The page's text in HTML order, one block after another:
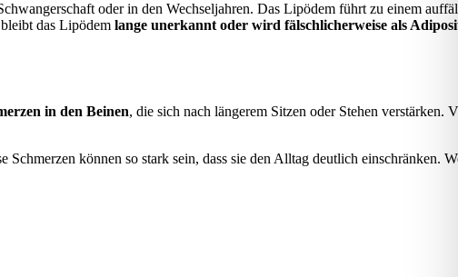
oder in den Wechseljahren. Das Lipödem führt zu einem
das Lipödem lange unerkannt oder wird fälschlicherweise als
in den Beinen, die sich nach längerem Sitzen oder Stehen verstärken.
können so stark sein, dass sie den Alltag deutlich einschränken.